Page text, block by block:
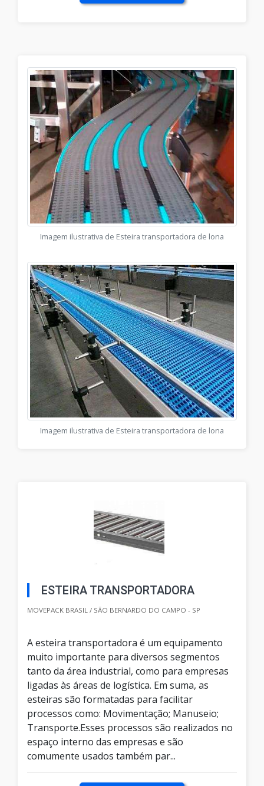
Imagem ilustrativa de Esteira transportadora de lona
Imagem ilustrativa de Esteira transportadora de lona
ESTEIRA TRANSPORTADORA
MOVEPACK BRASIL / SÃO BERNARDO DO CAMPO - SP
A esteira transportadora é um equipamento
muito importante para diversos segmentos
tanto da área industrial, como para empresas
ligadas às áreas de logística. Em suma, as
esteiras são formatadas para facilitar
processos como: Movimentação; Manuseio;
Transporte.Esses processos são realizados no
espaço interno das empresas e são
comumente usados também par...